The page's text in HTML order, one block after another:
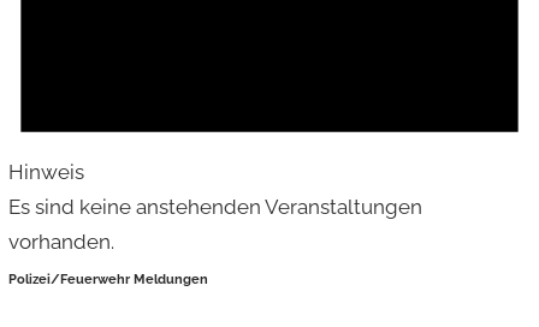
Hinweis
Es sind keine anstehenden Veranstaltungen
vorhanden.
Polizei/Feuerwehr Meldungen